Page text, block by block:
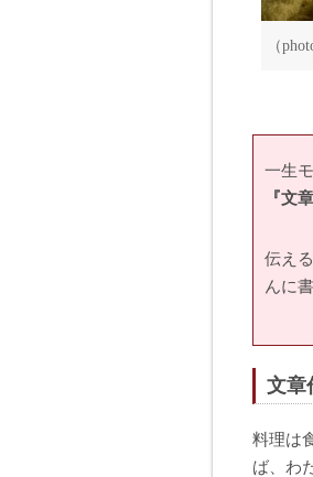
（
一生
『文
伝え
んに
文章
料理は
ば、わ